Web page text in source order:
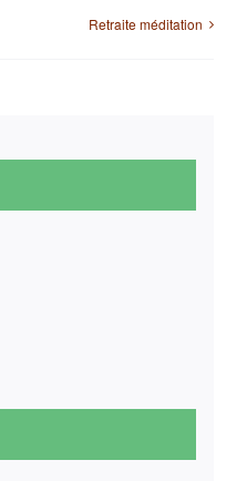
Retraite méditation